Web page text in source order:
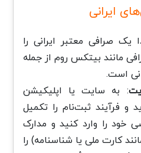
ایرانی
یک صرافی معتبر ایرانی را
مانند بیتکس روم از جمله
است.
: به سایت یا اپلیکیشن
و فرآیند ثبت‌نام را تکمیل
خود را وارد کنید و مدارک
کارت ملی یا شناسنامه) را